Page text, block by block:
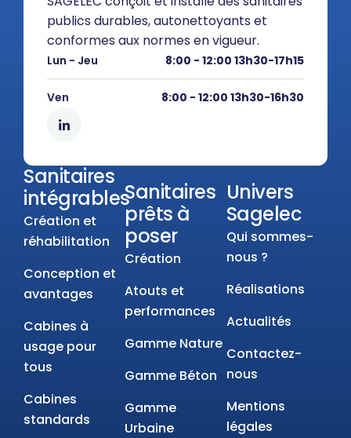
publics durables, autonettoyants et
conformes aux normes en vigueur.
Lun - Jeu 8:00 - 12:00 13h30-17h15
Ven 8:00 - 12:00 13h30-16h30
Sanitaires
intégrables
Création et
réhabilitation
Conception et
avantages
Cabines à
usage pour
tous
Cabines
standards
Sanitaires
prêts à
poser
Création
Atouts et
performances
Gamme Nature
Gamme Béton
Gamme
Urbaine
Univers
Sagelec
Qui sommes-
nous ?
Réalisations
Actualités
Contactez-
nous
Mentions
légales